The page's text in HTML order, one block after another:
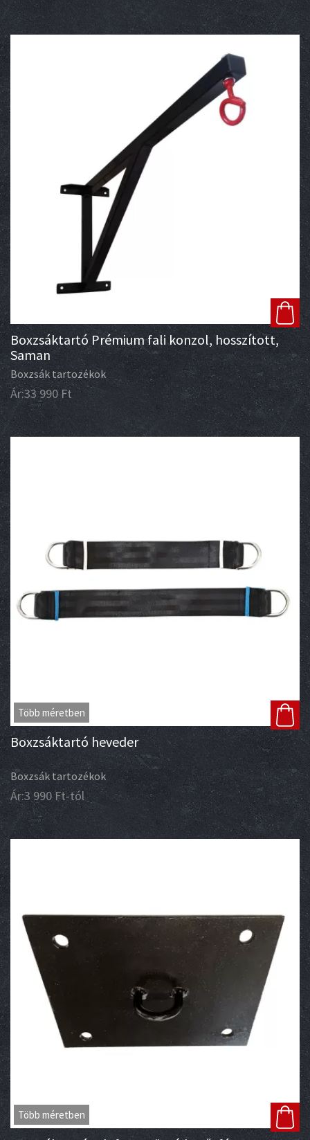
Boxzsáktartó Prémium fali konzol, hosszított,
Saman
Boxzsák tartozékok
Ár:33 990Ft
Több méretben
Boxzsáktartó heveder
Boxzsák tartozékok
Ár:3 990Ft-tól
Több méretben